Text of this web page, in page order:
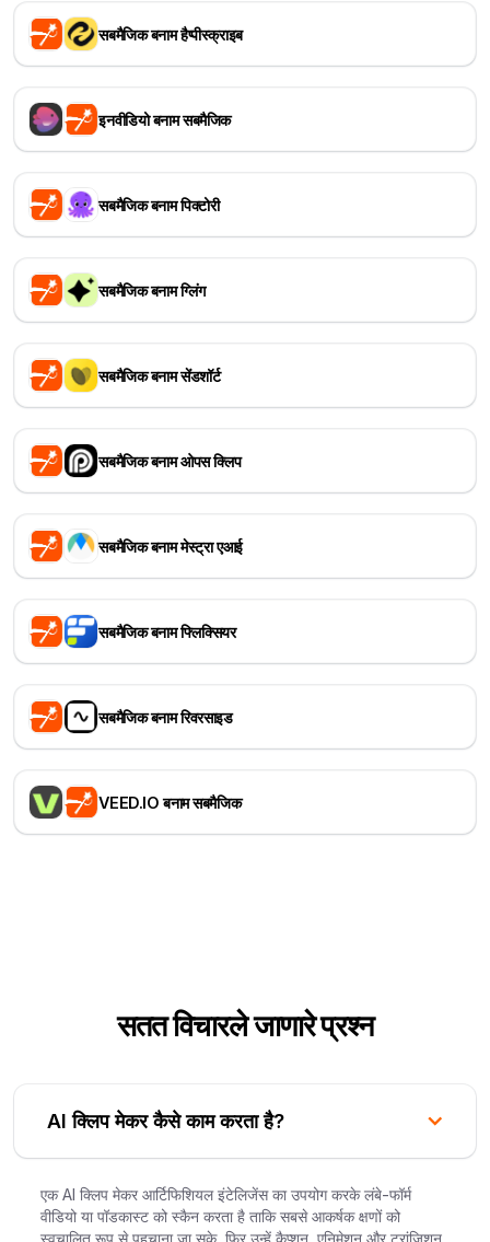
सबमैजिक बनाम हैप्पीस्क्राइब
इनवीडियो बनाम सबमैजिक
सबमैजिक बनाम पिक्टोरी
सबमैजिक बनाम ग्लिंग
सबमैजिक बनाम सेंडशॉर्ट
सबमैजिक बनाम ओपस क्लिप
सबमैजिक बनाम मेस्ट्रा एआई
सबमैजिक बनाम फ्लिक्सियर
सबमैजिक बनाम रिवरसाइड
VEED.IO बनाम सबमैजिक
सतत विचारले जाणारे प्रश्न
AI क्लिप मेकर कैसे काम करता है?
एक AI क्लिप मेकर आर्टिफिशियल इंटेलिजेंस का उपयोग करके लंबे-फॉर्म
वीडियो या पॉडकास्ट को स्कैन करता है ताकि सबसे आकर्षक क्षणों को
स्वचालित रूप से पहचाना जा सके, फिर उन्हें कैप्शन, एनिमेशन और ट्रांज़िशन